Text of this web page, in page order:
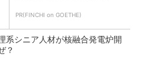
PR(FINCHI on GOETHE)
系シニア人材が核融合発電炉開
？